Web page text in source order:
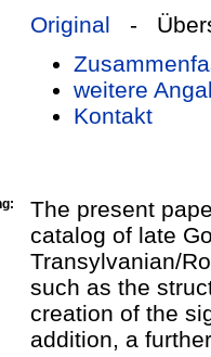
Original -
weitere
Kontakt
The present
catalog of late
Transylvanian/
such as the
creation of the
addition, a